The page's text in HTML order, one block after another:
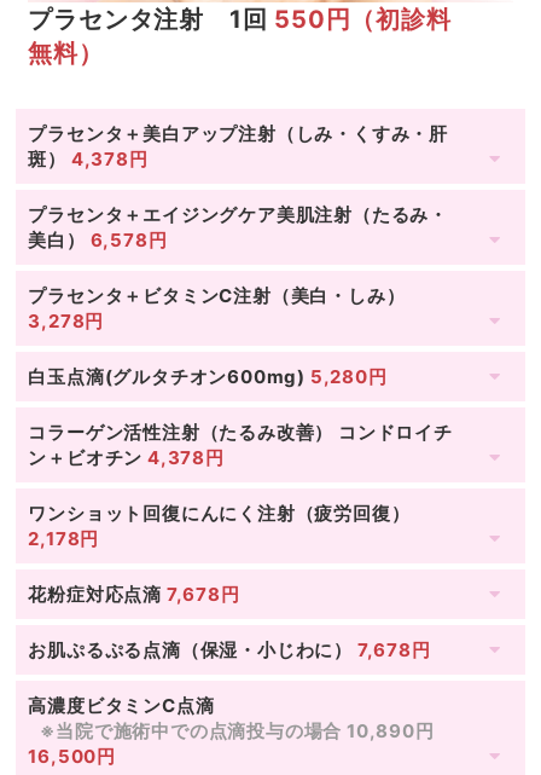
プラセンタ注射 1回 550円（初診料
無料）
プラセンタ＋美白アップ注射（しみ・くすみ・肝
斑）
4,378円
プラセンタ＋エイジングケア美肌注射（たるみ・
美白）
6,578円
プラセンタ＋ビタミンC注射（美白・しみ）
3,278円
白玉点滴(グルタチオン600mg) 5,280円
コラーゲン活性注射（たるみ改善） コンドロイチ
ン＋ビオチン 4,378円
ワンショット回復にんにく注射（疲労回復）
2,178円
花粉症対応点滴 7,678円
お肌ぷるぷる点滴（保湿・小じわに） 7,678円
高濃度ビタミンC点滴
※当院で施術中での点滴投与の場合 10,890円
16,500円